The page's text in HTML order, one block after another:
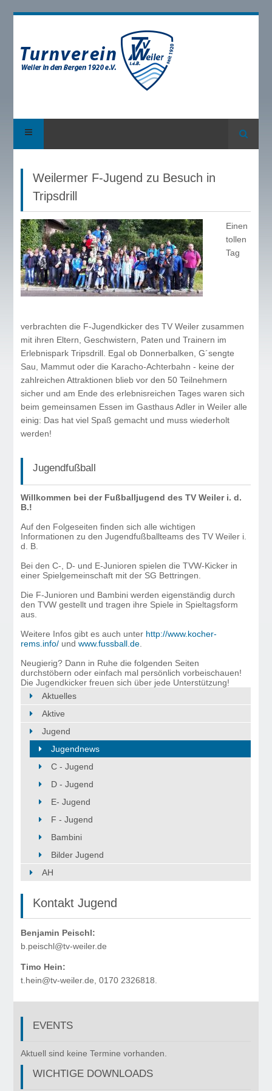
Suche
Weilermer F-Jugend zu Besuch in
Tripsdrill
Einen
tollen
Tag
verbrachten die F-Jugendkicker des TV Weiler zusammen
mit ihren Eltern, Geschwistern, Paten und Trainern im
Erlebnispark Tripsdrill. Egal ob Donnerbalken, G´sengte
Sau, Mammut oder die Karacho-Achterbahn - keine der
zahlreichen Attraktionen blieb vor den 50 Teilnehmern
sicher und am Ende des erlebnisreichen Tages waren sich
beim gemeinsamen Essen im Gasthaus Adler in Weiler alle
einig: Das hat viel Spaß gemacht und muss wiederholt
werden!
Jugendfußball
Willkommen bei der Fußballjugend des TV Weiler i. d.
B.!
Auf den Folgeseiten finden sich alle wichtigen
Informationen zu den Jugendfußballteams des TV Weiler i.
d. B.
Bei den C-, D- und E-Junioren spielen die TVW-Kicker in
einer Spielgemeinschaft mit der SG Bettringen.
Die F-Junioren und Bambini werden eigenständig durch
den TVW gestellt und tragen ihre Spiele in Spieltagsform
aus.
Weitere Infos gibt es auch unter http://www.kocher-
rems.info/ undwww.fussball.de
Neugierig? Dann in Ruhe die folgenden Seiten
durchstöbern oder einfach mal persönlich vorbeischauen!
Die Jugendkicker freuen sich über jede Unterstützung!
Aktuelles
Aktive
Jugend
Jugendnews
C - Jugend
D - Jugend
E- Jugend
F - Jugend
Bambini
Bilder Jugend
AH
Kontakt Jugend
Benjamin Peischl:
b.peischl@tv-weiler.de
Timo Hein:
t.hein@tv-weiler.de, 0170 2326818.
EVENTS
Aktuell sind keine Termine vorhanden.
WICHTIGE DOWNLOADS